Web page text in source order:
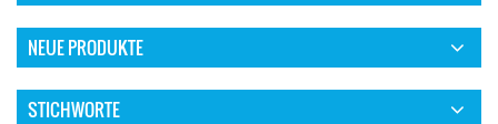
NEUE PRODUKTE
STICHWORTE